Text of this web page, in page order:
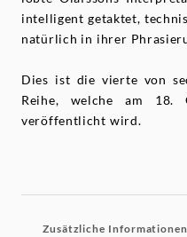
intelligent getaktet,
natürlich in ihrer
Dies ist die vierte von
Reihe, welche am
veröffentlicht wird.
Zusätzliche Informationen